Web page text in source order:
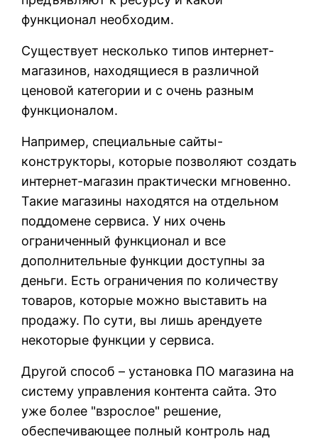
функционал необходим.
Существует несколько типов интернет-
магазинов, находящиеся в различной
ценовой категории и с очень разным
функционалом.
Например, специальные сайты-
конструкторы, которые позволяют создать
интернет-магазин практически мгновенно.
Такие магазины находятся на отдельном
поддомене сервиса. У них очень
ограниченный функционал и все
дополнительные функции доступны за
деньги. Есть ограничения по количеству
товаров, которые можно выставить на
продажу. По сути, вы лишь арендуете
некоторые функции у сервиса.
Другой способ – установка ПО магазина на
систему управления контента сайта. Это
уже более "взрослое" решение,
обеспечивающее полный контроль над